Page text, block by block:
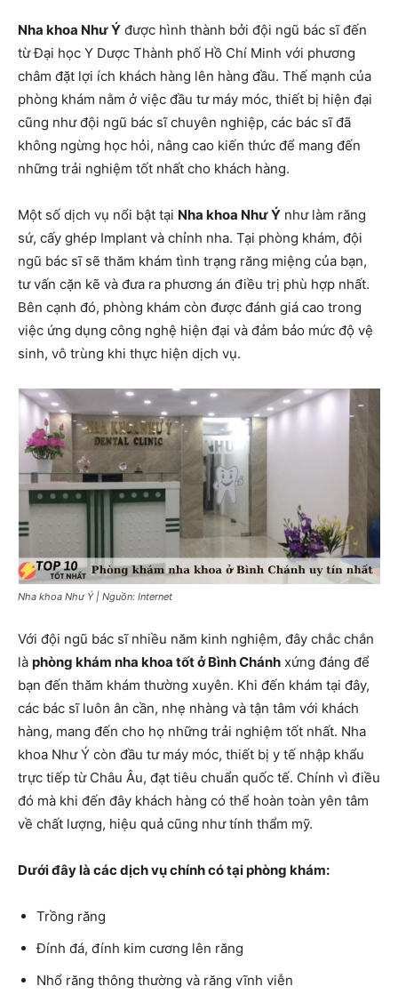
Nha khoa Như Ý được hình thành bởi đội ngũ bác sĩ đến
từ Đại học Y Dược Thành phố Hồ Chí Minh với phương
châm đặt lợi ích khách hàng lên hàng đầu. Thế mạnh của
phòng khám nằm ở việc đầu tư máy móc, thiết bị hiện đại
cũng như đội ngũ bác sĩ chuyên nghiệp, các bác sĩ đã
không ngừng học hỏi, nâng cao kiến ​​thức để mang đến
những trải nghiệm tốt nhất cho khách hàng.
Một số dịch vụ nổi bật tại Nha khoa Như Ý như làm răng
sứ, cấy ghép Implant và chỉnh nha. Tại phòng khám, đội
ngũ bác sĩ sẽ thăm khám tình trạng răng miệng của bạn,
tư vấn cặn kẽ và đưa ra phương án điều trị phù hợp nhất.
Bên cạnh đó, phòng khám còn được đánh giá cao trong
việc ứng dụng công nghệ hiện đại và đảm bảo mức độ vệ
sinh, vô trùng khi thực hiện dịch vụ.
Nha khoa Như Ý | Nguồn: Internet
Với đội ngũ bác sĩ nhiều năm kinh nghiệm, đây chắc chắn
là phòng khám nha khoa tốt ở Bình Chánh xứng đáng để
bạn đến thăm khám thường xuyên. Khi đến khám tại đây,
các bác sĩ luôn ân cần, nhẹ nhàng và tận tâm với khách
hàng, mang đến cho họ những trải nghiệm tốt nhất. Nha
khoa Như Ý còn đầu tư máy móc, thiết bị y tế nhập khẩu
trực tiếp từ Châu Âu, đạt tiêu chuẩn quốc tế. Chính vì điều
đó mà khi đến đây khách hàng có thể hoàn toàn yên tâm
về chất lượng, hiệu quả cũng như tính thẩm mỹ.
Dưới đây là các dịch vụ chính có tại phòng khám:
Trồng răng
Đính đá, đính kim cương lên răng
Nhổ răng thông thường và răng vĩnh viễn